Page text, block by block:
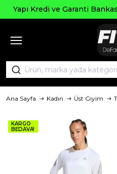
Yapı Kredi ve Garanti
Ana Sayfa Kadın Üst Giyim
KARGO
BEDAVA!